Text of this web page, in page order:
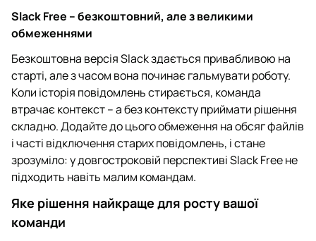
Slack Free – безкоштовний, але з великими
обмеженнями
Безкоштовна версія Slack здається привабливою на
старті, але з часом вона починає гальмувати роботу.
Коли історія повідомлень стирається, команда
втрачає контекст – а без контексту приймати рішення
складно. Додайте до цього обмеження на обсяг файлів
і часті відключення старих повідомлень, і стане
зрозуміло: у довгостроковій перспективі Slack Free не
підходить навіть малим командам.
Яке рішення найкраще для росту вашої
команди